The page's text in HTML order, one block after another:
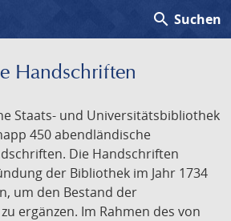
search Suchen
Handschriften
Staats- und Universitätsbibliothek
450 abendländische
Die Handschriften
der Bibliothek im Jahr 1734
um den Bestand der
ergänzen. Im Rahmen des von